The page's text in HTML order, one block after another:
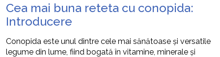
Cea mai buna reteta cu conopida:
Introducere
Conopida este unul dintre cele mai sănătoase și versatile
legume din lume, fiind bogată în vitamine, minerale și